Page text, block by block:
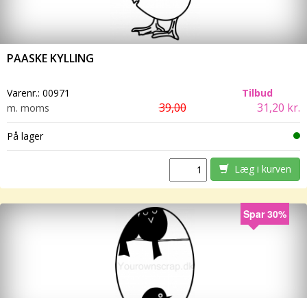
PAASKE KYLLING
Varenr.: 00971
Tilbud
m. moms
39,00 31,20 kr.
På lager
Læg i kurven
Spar 30%